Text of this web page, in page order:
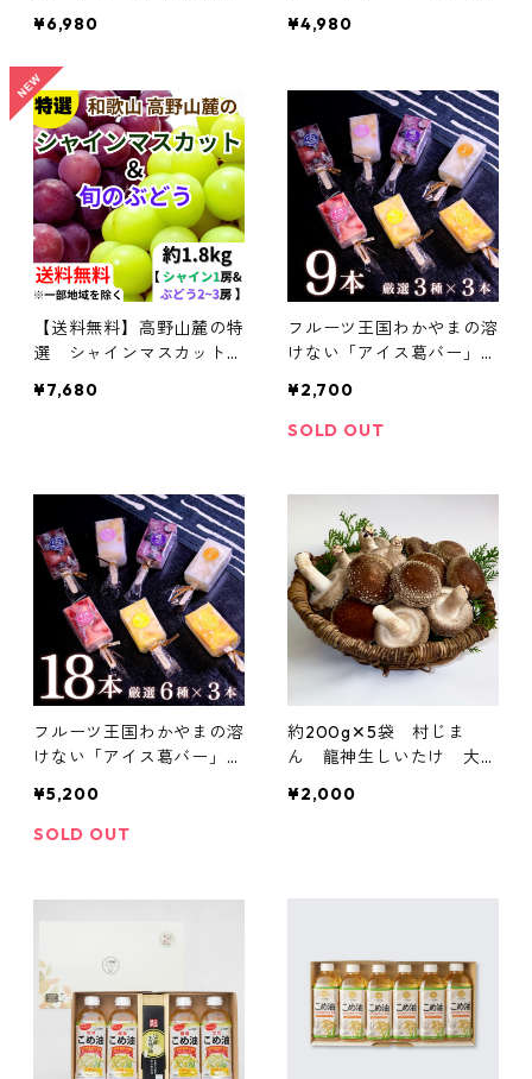
¥6,980
【和歌山ぶどう】
¥4,980
【送料無料】高野山麓の特
選 シャインマスカット＆
【和歌山ぶどう】
¥7,680
フルーツ王国わかやまの溶
けない「アイス葛バー」9
¥2,700
SOLD OUT
フルーツ王国わかやまの溶
けない「アイス葛バー」18
¥5,200
SOLD OUT
約200g✕5袋 村じま
ん 龍神生しいたけ 大ぶ
¥2,000